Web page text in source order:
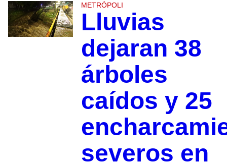
METRÓPOLI
Lluvias
dejaran 38
árboles
caídos y 25
severos en